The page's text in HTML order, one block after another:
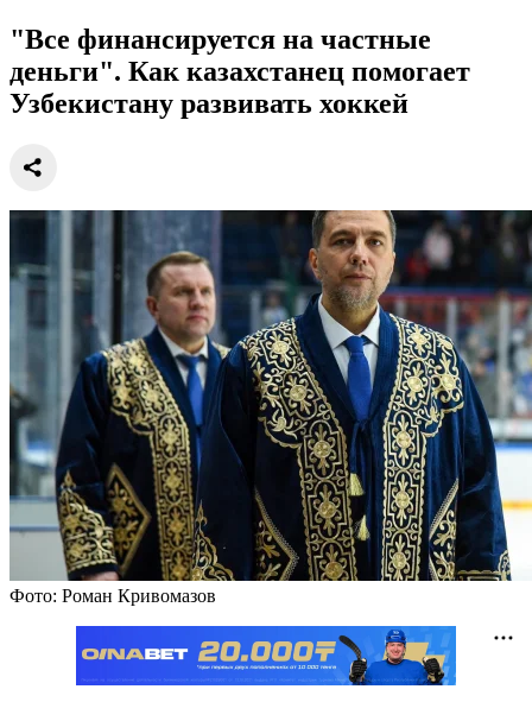
"Все финансируется на частные
деньги". Как казахстанец помогает
Узбекистану развивать хоккей
Фото: Роман Кривомазов